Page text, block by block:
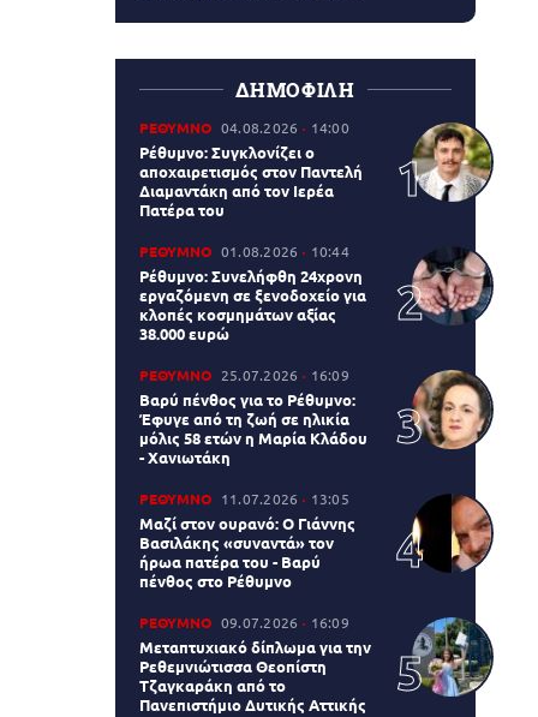
ΔΗΜΟΦΙΛΗ
ΡΕΘΥΜΝΟ 04.08.2026 14:00
Ρέθυμνο: Συγκλονίζει ο
αποχαιρετισμός στον Παντελή
Διαμαντάκη από τον Ιερέα
Πατέρα του
ΡΕΘΥΜΝΟ 01.08.2026 10:44
Ρέθυμνο: Συνελήφθη 24χρονη
εργαζόμενη σε ξενοδοχείο για
κλοπές κοσμημάτων αξίας
38.000 ευρώ
ΡΕΘΥΜΝΟ 25.07.2026 16:09
Βαρύ πένθος για το Ρέθυμνο:
Έφυγε από τη ζωή σε ηλικία
μόλις 58 ετών η Μαρία Κλάδου
- Χανιωτάκη
ΡΕΘΥΜΝΟ 11.07.2026 13:05
Μαζί στον ουρανό: Ο Γιάννης
Βασιλάκης «συναντά» τον
ήρωα πατέρα του - Βαρύ
πένθος στο Ρέθυμνο
ΡΕΘΥΜΝΟ 09.07.2026 16:09
Μεταπτυχιακό δίπλωμα για την
Ρεθεμνιώτισσα Θεοπίστη
Τζαγκαράκη από το
Πανεπιστήμιο Δυτικής Αττικής